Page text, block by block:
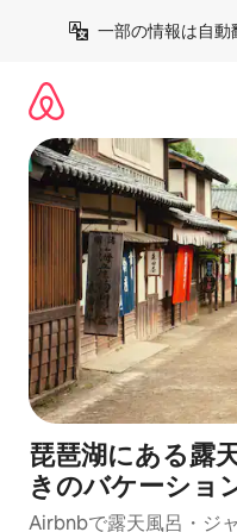
一部の情報は自動
琵琶湖にある露
きのバケーショ
Airbnbで露天風呂・ジ